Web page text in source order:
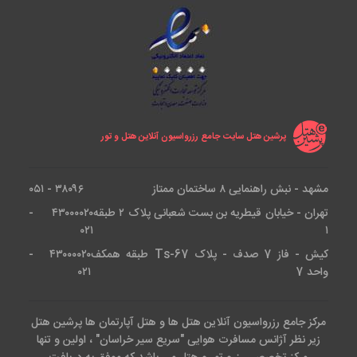
فاصله هتل تا موزه باستان شناسی ازمیر :
فاصله هتل تا موزه آتاتورک : 1.3 کیلومتر
فاصله هتل تا میدان جمهوری : 1.4 کیلومتر
فاصله هتل تا کوردونبویو : 1.5 کیلومتر
پرشین هتل سایت جامع رزرواسیون آنلاین هتل و تور
مشهد - نبش راهنمایی ۸ ساختمان ممتاز
۳۸۰۹۶ - ۰۵۱
تهران - خیابان قیطریه بن بست شعبانی پلاک ۲ طبقه
۱
۴۳۰۰۰۰۲۰ -
۰۲۱
کیش - فاز 7 صدف - پلاک Ts-67 طبقه همکف
واحد 7
۴۳۰۰۰۰۲۰ -
۰۲۱
مرکز جامع رزرواسیون آنلاین هتل ها و هتل آپارتمان ها پرشین هتل
زیر نظر آژانس مسافرت هوایی "سریع سیر خراسان" ، اولین و تنها